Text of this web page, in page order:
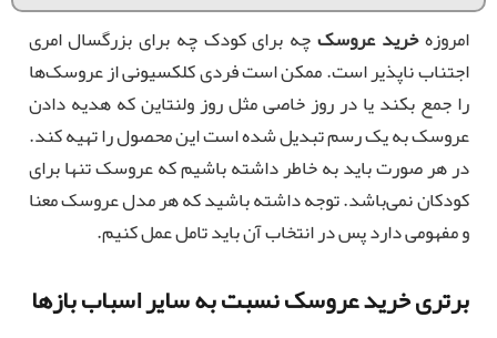
امروزهخرید عروسکچه برای کودک چه برای بزرگسال امری
اجتناب ناپذیر است. ممکن است فردی کلکسیونی از عروسک‌ها
را جمع بکند یا در روز خاصی مثل روز ولنتاین که هدیه دادن
عروسک به یک رسم تبدیل شده است این محصول را تهیه کند.
در هر صورت باید به خاطر داشته باشیم که عروسک تنها برای
کودکان نمی‌باشد. توجه داشته باشید که هر مدل عروسک معنا
و مفهومی دارد پس در انتخاب آن باید تامل عمل کنیم.
برتری خرید عروسک نسبت به سایر اسباب باز‌ها